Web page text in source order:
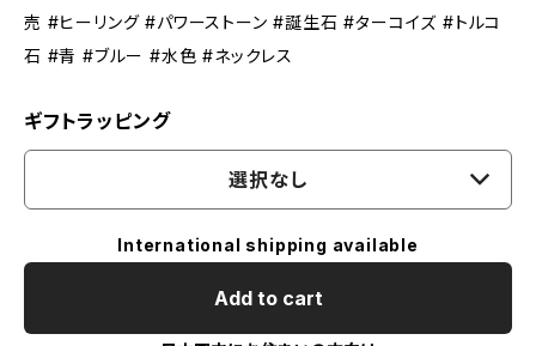
売 #ヒーリング #パワーストーン #誕生石 #ターコイズ #トルコ
石 #青 #ブルー #水色 #ネックレス
ギフトラッピング
選択なし
International shipping available
Add to cart